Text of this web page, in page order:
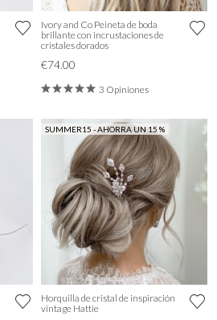
Ivory and Co Peineta de boda
brillante con incrustaciones de
cristales dorados
€74.00
3 Opiniones
SUMMER15 - AHORRA UN 15 %
Horquilla de cristal de inspiración
vintage Hattie